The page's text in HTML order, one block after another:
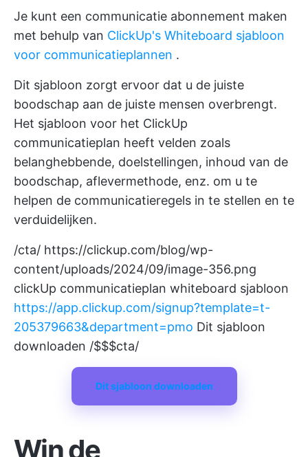
Je kunt een communicatie abonnement maken
met behulp van ClickUp's Whiteboard sjabloon
voor communicatieplannen .
Dit sjabloon zorgt ervoor dat u de juiste
boodschap aan de juiste mensen overbrengt.
Het sjabloon voor het ClickUp
communicatieplan heeft velden zoals
belanghebbende, doelstellingen, inhoud van de
boodschap, aflevermethode, enz. om u te
helpen de communicatieregels in te stellen en te
verduidelijken.
/cta/ https://clickup.com/blog/wp-
content/uploads/2024/09/image-356.png
clickUp communicatieplan whiteboard sjabloon
https://app.clickup.com/signup?template=t-
205379663&department=pmo Dit sjabloon
downloaden /$$$cta/
Dit sjabloon downloaden
Win de